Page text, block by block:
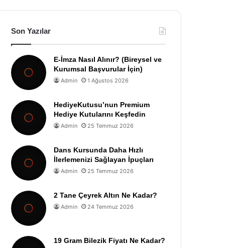
Son Yazılar
E-İmza Nasıl Alınır? (Bireysel ve
Kurumsal Başvurular İçin)
Admin 1 Ağustos 2026
HediyeKutusu’nun Premium
Hediye Kutularını Keşfedin
Admin 25 Temmuz 2026
Dans Kursunda Daha Hızlı
İlerlemenizi Sağlayan İpuçları
Admin 25 Temmuz 2026
2 Tane Çeyrek Altın Ne Kadar?
Admin 24 Temmuz 2026
19 Gram Bilezik Fiyatı Ne Kadar?